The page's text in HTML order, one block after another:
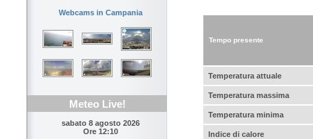
Webcams in Campania
Meteo Live!
sabato 8 agosto 2026
Ore 12:10
Tempo presente
Temperatura attuale
Temperatura massima
Temperatura minima
Indice di calore